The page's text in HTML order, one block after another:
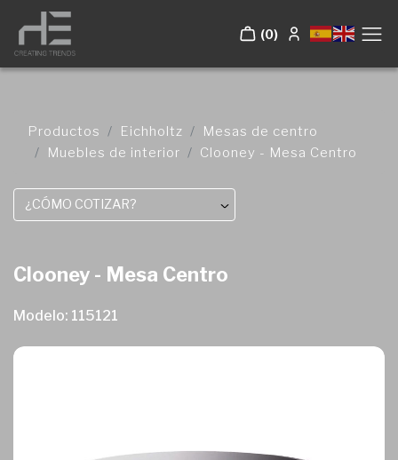
(0)
Productos Eichholtz
Mesas de centro
Muebles de interior
Clooney - Mesa Centro
¿CÓMO COTIZAR?
Clooney - Mesa Centro
Modelo: 115121